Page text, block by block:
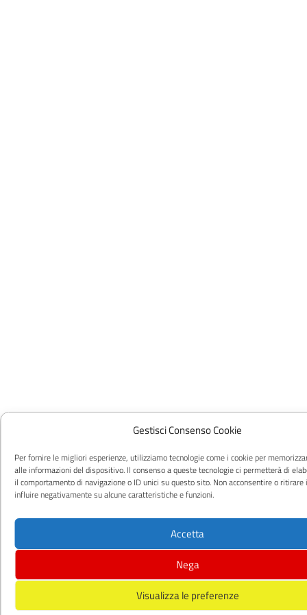
Gestisci Consenso Cookie
Per fornire le migliori esperienze, utilizziamo tecnologie come i cookie per
alle informazioni del dispositivo. Il consenso a queste tecnologie ci permetterà di
il comportamento di navigazione o ID unici su questo sito. Non acconsentire o ritirare
influire negativamente su alcune caratteristiche e funzioni.
Accetta
Nega
Visualizza le preferenze